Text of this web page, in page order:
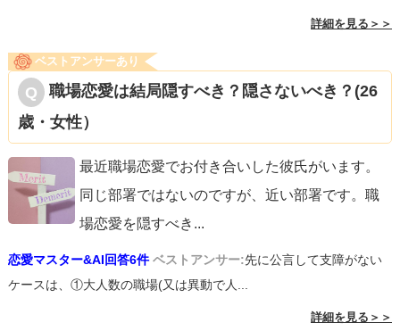
詳細を見る＞＞
ベストアンサーあり
職場恋愛は結局隠すべき？隠さないべき？(26
歳・女性）
最近職場恋愛でお付き合いした彼氏がいます。
同じ部署ではないのですが、近い部署です。職
場恋愛を隠すべき ...
恋愛マスター&AI回答6件 ベストアンサー:先に公言して支障がない
ケースは、①大人数の職場(又は異動で人...
詳細を見る＞＞